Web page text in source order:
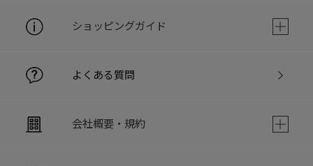
ショッピングガイド
よくある質問
会社概要・規約